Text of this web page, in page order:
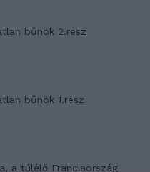
bűnök 2.rész
bűnök 1.rész
a túlélő Franciaország